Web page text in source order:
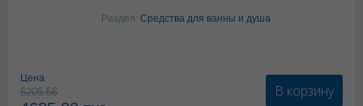
Раздел: Средства для ванны и душа
Цена
5205.56 В корзину